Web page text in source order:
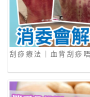
刮痧療法｜血背刮痧